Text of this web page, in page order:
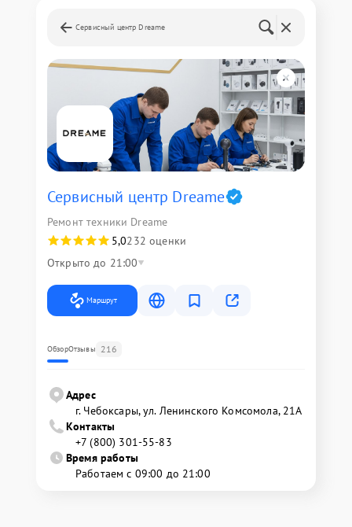
Сервисный центр Dreame
Сервисный центр Dreame
Ремонт техники Dreame
5,0232 оценки
Открыто до 21:00
Маршрут
ОбзорОтзывы 216
Адрес
г. Чебоксары, ул. Ленинского Комсомола, 21А
Контакты
+7 (800) 301-55-83
Время работы
Работаем с 09:00 до 21:00